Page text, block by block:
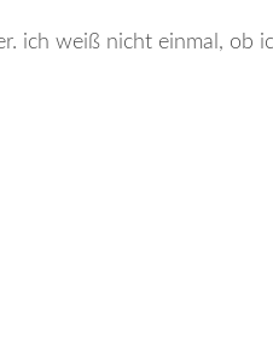
ich weiß nicht einmal, ob